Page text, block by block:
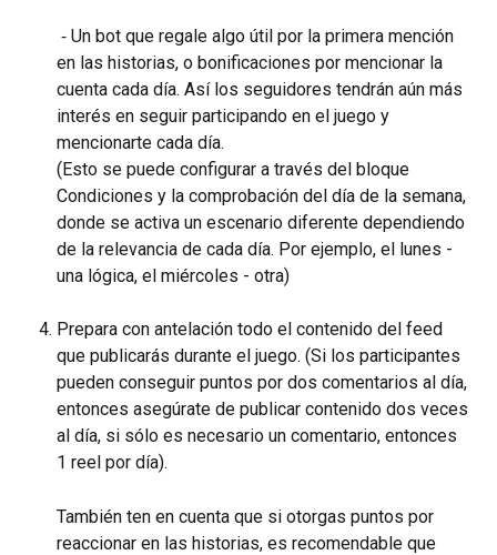
en las historias, o bonificaciones por mencionar la
cuenta cada día. Así los seguidores tendrán aún más
interés en seguir participando en el juego y
mencionarte cada día.
(Esto se puede configurar a través del bloque
Condiciones y la comprobación del día de la semana,
donde se activa un escenario diferente dependiendo
de la relevancia de cada día. Por ejemplo, el lunes -
una lógica, el miércoles - otra)
Prepara con antelación todo el contenido del feed
que publicarás durante el juego. (Si los participantes
pueden conseguir puntos por dos comentarios al día,
entonces asegúrate de publicar contenido dos veces
al día, si sólo es necesario un comentario, entonces
1 reel por día).
También ten en cuenta que si otorgas puntos por
reaccionar en las historias, es recomendable que